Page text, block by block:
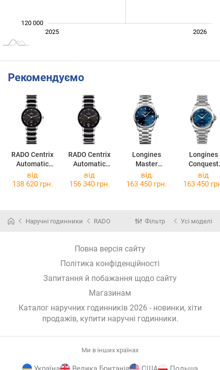
120 000
L
Січ. 2025
Лип.
2027 2026
2025
Рекомендуємо
RADO Centrix
Automatic
Diamonds
R30020742
RADO Centrix
Automatic
Diamonds
R30031742
Longines
Master
Collection
L2.357.4.97.6
Longines
Conquest
від
138 620 грн.
від
156 340 грн.
від
163 450 грн.
від
163 450
Наручні годинники RADO Фільтр Усі моделі
Повна версія сайту
Політика конфіденційності
Запитання й побажання щодо сайту
Магазинам
Каталог наручних годинників 2026 - новинки, хіти
продажів, купити наручні годинники.
Ми в інших країнах